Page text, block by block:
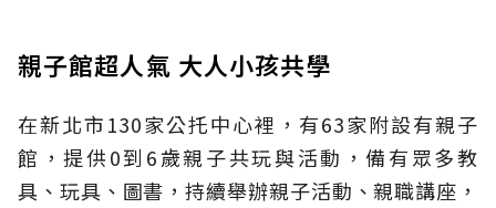
親子館超人氣 大人小孩共學
在新北市130家公托中心裡，有63家附設有親子
館，提供0到6歲親子共玩與活動，備有眾多教
具、玩具、圖書，持續舉辦親子活動、親職講座，